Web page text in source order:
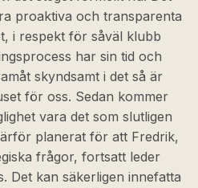
proaktiva och transparenta
i respekt för såväl klubb
har sin tid och
skyndsamt i det så är
för oss. Sedan kommer
vara det som slutligen
planerat för att Fredrik,
frågor, fortsatt leder
Det kan säkerligen innefatta